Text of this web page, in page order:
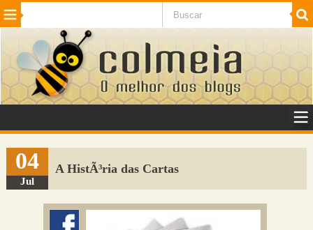
Beleza Cinema e TV
Internet Jogos NotÃ­cias SaÃºde
VeÃ­culos Adulto
Sugerir Link
Adicionar Blog
Colmeia Exchange
04
Jul
A HistÃ³ria das Cartas